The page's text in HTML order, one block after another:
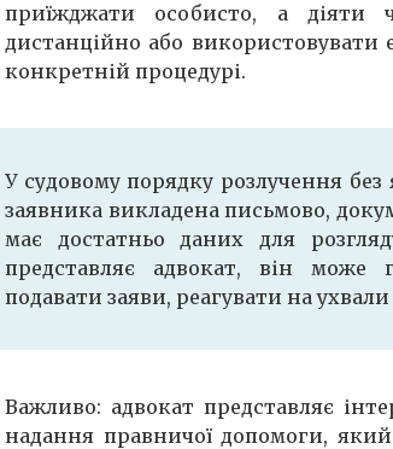
приїжджати особисто, а діяти
дистанційно або використовувати
конкретній процедурі.
У судовому порядку розлучення
заявника викладена письмово,
має достатньо даних для
представляє адвокат, він може
подавати заяви, реагувати на
Важливо: адвокат представляє
надання правничої допомоги,